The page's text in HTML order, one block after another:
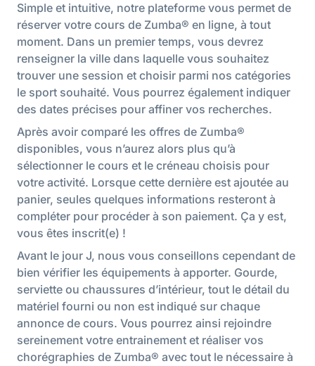
Simple et intuitive, notre plateforme vous permet de
réserver votre cours de Zumba® en ligne, à tout
moment. Dans un premier temps, vous devrez
renseigner la ville dans laquelle vous souhaitez
trouver une session et choisir parmi nos catégories
le sport souhaité. Vous pourrez également indiquer
des dates précises pour affiner vos recherches.
Après avoir comparé les offres de Zumba®
disponibles, vous n’aurez alors plus qu’à
sélectionner le cours et le créneau choisis pour
votre activité. Lorsque cette dernière est ajoutée au
panier, seules quelques informations resteront à
compléter pour procéder à son paiement. Ça y est,
vous êtes inscrit(e) !
Avant le jour J, nous vous conseillons cependant de
bien vérifier les équipements à apporter. Gourde,
serviette ou chaussures d’intérieur, tout le détail du
matériel fourni ou non est indiqué sur chaque
annonce de cours. Vous pourrez ainsi rejoindre
sereinement votre entrainement et réaliser vos
chorégraphies de Zumba® avec tout le nécessaire à